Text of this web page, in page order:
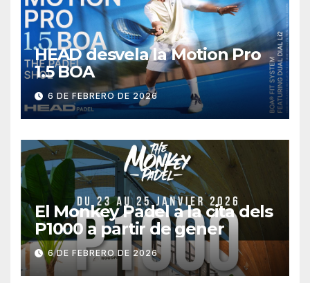
HEAD desvela la Motion Pro
1.5 BOA
6 DE FEBRERO DE 2026
El Monkey Padel a la cita dels
P1000 a partir de gener
6 DE FEBRERO DE 2026